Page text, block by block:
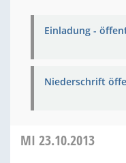
Einladung -
Niederschrift
MI 23.10.2013